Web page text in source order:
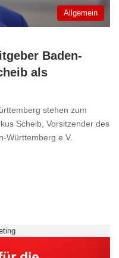
Allgemein
Baden-
als
stehen zum
Scheib, Vorsitzender des
Württemberg e.V.